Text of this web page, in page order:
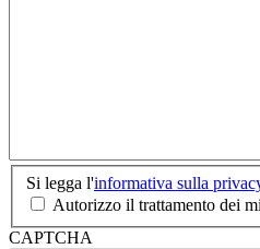
Si
legga
sulla
Si legga l'informativa sulla
Autorizzo il trattamento dei
CAPTCHA